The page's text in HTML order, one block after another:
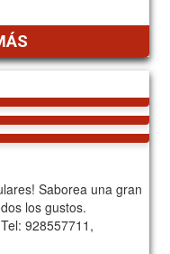
Saborea una gran
los gustos.
928557711,